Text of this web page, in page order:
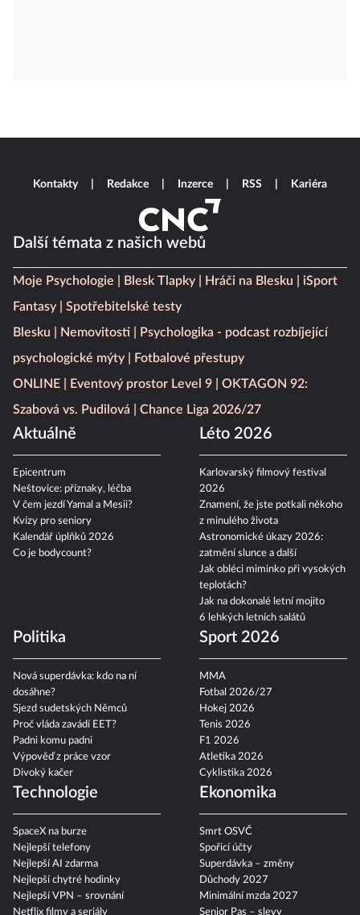
Další témata z našich webů
Moje Psychologie Blesk Tlapky Hráči na Blesku
iSport
Fantasy
Spotřebitelské testy
Blesku
Nemovitosti
Psychologika - podcast rozbíjející
psychologické mýty
Fotbalové přestupy
ONLINE
Eventový prostor Level 9
OKTAGON 92:
Szabová vs. Pudilová
Chance Liga 2026/27
Aktuálně
Epicentrum
Neštovice: příznaky, léčba
V čem jezdí Yamal a Mesii?
Kvízy pro seniory
Kalendář úplňků 2026
Co je bodycount?
Léto 2026
Karlovarský filmový festival
2026
Znamení, že jste potkali někoho
z minulého života
Astronomické úkazy 2026:
zatmění slunce a další
Jak obléci miminko při vysokých
teplotách?
Jak na dokonalé letní mojito
6 lehkých letních salátů
Politika
Nová superdávka: kdo na ní
dosáhne?
Sjezd sudetských Němců
Proč vláda zavádí EET?
Padni komu padni
Výpověď z práce vzor
Divoký kačer
Sport 2026
MMA
Fotbal 2026/27
Hokej 2026
Tenis 2026
F1 2026
Atletika 2026
Cyklistika 2026
Technologie
SpaceX na burze
Nejlepší telefony
Nejlepší AI zdarma
Nejlepší chytré hodinky
Nejlepší VPN – srovnání
Netflix filmy a seriály
Ekonomika
Smrt OSVČ
Spořicí účty
Superdávka – změny
Důchody 2027
Minimální mzda 2027
Senior Pas – slevy
Kontakty Redakce Inzerce RSS Kariéra